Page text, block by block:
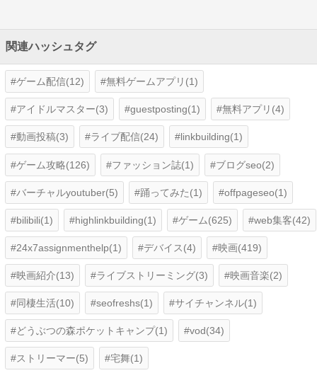
関連ハッシュタグ
ゲーム配信(12) 無料ゲームアプリ(1)
アイドルマスター(3) guestposting(1) 無料アプリ(4)
動画投稿(3) ライブ配信(24) linkbuilding(1)
ゲーム攻略(126) ファッション誌(1) ブログseo(2)
バーチャルyoutuber(5) 踊ってみた(1) offpageseo(1)
bilibili(1) highlinkbuilding(1) ゲーム(625) web集客(42)
24x7assignmenthelp(1) デバイス(4) 映画(419)
映画紹介(13) ライブストリーミング(3) 映画音楽(2)
同棲生活(10) seofreshs(1) サイチャンネル(1)
どうぶつの森ポケットキャンプ(1) vod(34)
ストリーマー(5) 宅舞(1)